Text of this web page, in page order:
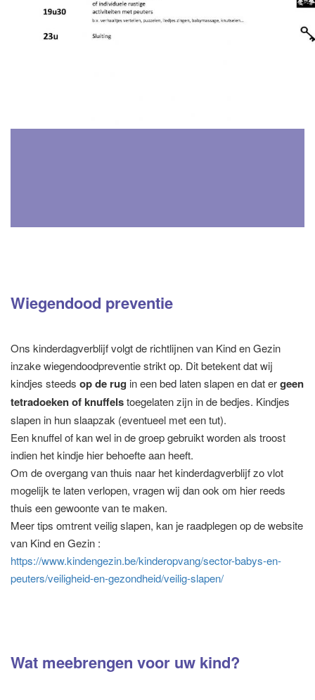
Wiegendood preventie
Ons kinderdagverblijf volgt de richtlijnen van Kind en Gezin
inzake wiegendoodpreventie strikt op. Dit betekent dat wij
kindjes steeds op de rug in een bed laten slapen en dat ergeen
tetradoeken of knuffelstoegelaten zijn in de bedjes. Kindjes
slapen in hun slaapzak (eventueel met een tut).
Een knuffel of kan wel in de groep gebruikt worden als troost
indien het kindje hier behoefte aan heeft.
Om de overgang van thuis naar het kinderdagverblijf zo vlot
mogelijk te laten verlopen, vragen wij dan ook om hier reeds
thuis een gewoonte van te maken.
Meer tips omtrent veilig slapen, kan je raadplegen op de website
van Kind en Gezin :
https://www.kindengezin.be/kinderopvang/sector-babys-en-
peuters/veiligheid-en-gezondheid/veilig-slapen/
Wat meebrengen voor uw kind?